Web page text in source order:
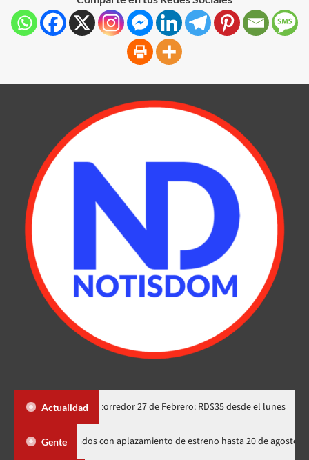
Actualidad
en corredor 27 de Febrero: RD$35 desde el lunes
Gente
rusos de Spider-Man indignados con aplazamiento de estreno hasta